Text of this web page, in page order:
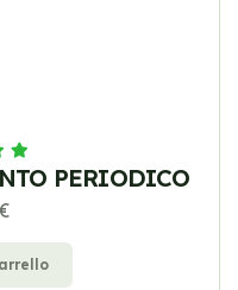
PERIODICO